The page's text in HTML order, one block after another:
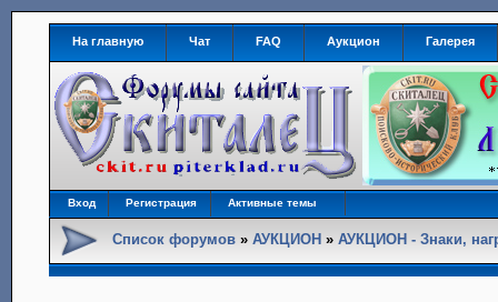
На главную Чат FAQ Аукцион Галерея
Вход Регистрация Активные темы
Список форумов »АУКЦИОН »АУКЦИОН - Знаки,